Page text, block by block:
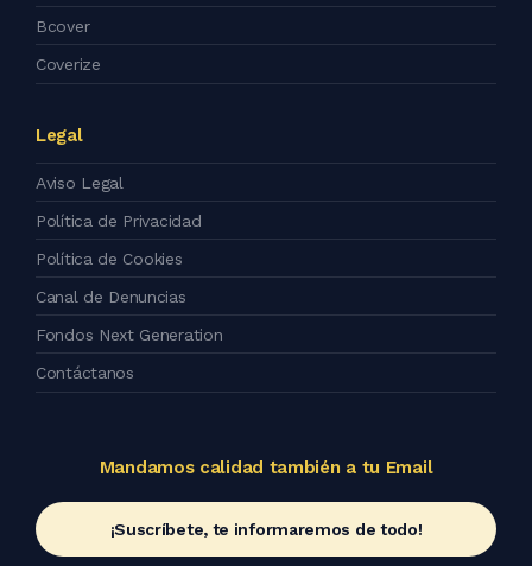
Bcover
Coverize
Legal
Aviso Legal
Política de Privacidad
Política de Cookies
Canal de Denuncias
Fondos Next Generation
Contáctanos
Mandamos calidad también a tu Email
¡Suscríbete, te informaremos de todo!